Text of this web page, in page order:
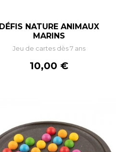
DÉFIS NATURE ANIMAUX
MARINS
Jeu de cartes dès 7 ans
Prix
10,00 €